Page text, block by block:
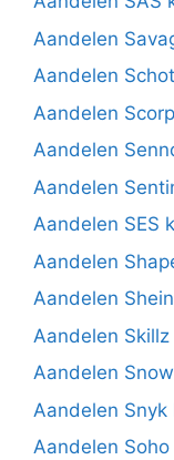
Aandelen
Aandelen
Aandelen
Aandelen
Aandelen
Aandelen SES
Aandelen
Aandelen
Aandelen Skillz
Aandelen
Aandelen Snyk
Aandelen